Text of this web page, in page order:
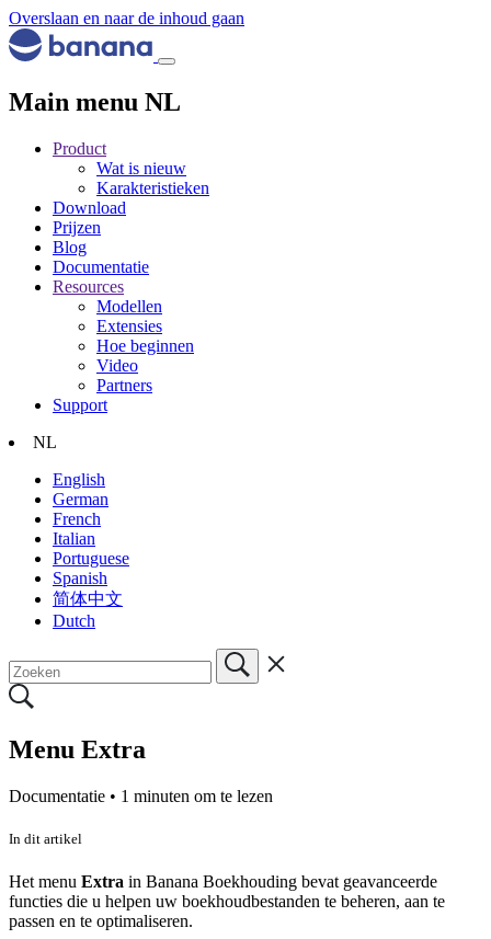
Overslaan en naar de inhoud gaan
Main menu NL
Product
Wat is nieuw
Karakteristieken
Download
Prijzen
Blog
Documentatie
Resources
Modellen
Extensies
Hoe beginnen
Video
Partners
Support
NL
English
German
French
Italian
Portuguese
Spanish
简体中文
Dutch
Menu Extra
Documentatie • 1 minuten om te lezen
In dit artikel
Het menu Extra in Banana Boekhouding bevat geavanceerde
functies die u helpen uw boekhoudbestanden te beheren, aan te
passen en te optimaliseren.